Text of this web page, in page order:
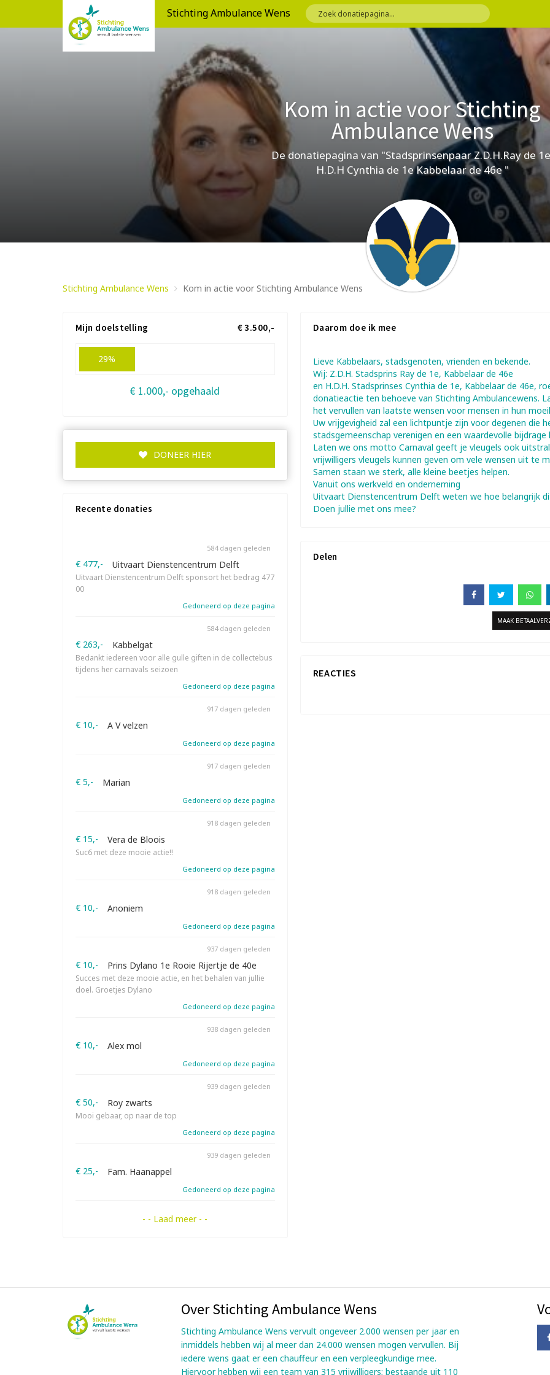
Stichting Ambulance Wens
Kom in actie voor Stichting
Ambulance Wens
De donatiepagina van "Stadsprinsenpaar Z.D.H.Ray de
H.D.H Cynthia de 1e Kabbelaar de 46e "
Stichting Ambulance Wens Kom in actie voor Stichting Ambulance Wens
Mijn doelstelling € 3.500,-
29%
€ 1.000,- opgehaald
DONEER HIER
Recente donaties
€ 477,- Uitvaart Dienstencentrum Delft
Uitvaart Dienstencentrum Delft sponsort het bedrag 477
00
584 dagen geleden
Gedoneerd op deze pagina
€ 263,- Kabbelgat
Bedankt iedereen voor alle gulle giften in de collectebus
tijdens her carnavals seizoen
584 dagen geleden
Gedoneerd op deze pagina
€ 10,- A V velzen
917 dagen geleden
Gedoneerd op deze pagina
€ 5,- Marian
917 dagen geleden
Gedoneerd op deze pagina
€ 15,- Vera de Bloois
Suc6 met deze mooie actie!!
918 dagen geleden
Gedoneerd op deze pagina
€ 10,- Anoniem
918 dagen geleden
Gedoneerd op deze pagina
€ 10,- Prins Dylano 1e Rooie Rijertje de 40e
Succes met deze mooie actie, en het behalen van jullie
doel. Groetjes Dylano
937 dagen geleden
Gedoneerd op deze pagina
€ 10,- Alex mol
938 dagen geleden
Gedoneerd op deze pagina
€ 50,- Roy zwarts
Mooi gebaar, op naar de top
939 dagen geleden
Gedoneerd op deze pagina
€ 25,- Fam. Haanappel
939 dagen geleden
Gedoneerd op deze pagina
- - Laad meer - -
Daarom doe ik mee
Lieve Kabbelaars, stadsgenoten, vrienden en bekende.
Wij: Z.D.H. Stadsprins Ray de 1e, Kabbelaar de 46e
en H.D.H. Stadsprinses Cynthia de 1e, Kabbelaar de 46e,
donatieactie ten behoeve van Stichting Ambulancewens.
het vervullen van laatste wensen voor mensen in hun
Uw vrijgevigheid zal een lichtpuntje zijn voor degenen die
stadsgemeenschap verenigen en een waardevolle
Laten we ons motto Carnaval geeft je vleugels ook
vrijwilligers vleugels kunnen geven om vele wensen uit te
Samen staan we sterk, alle kleine beetjes helpen.
Vanuit ons werkveld en onderneming
Uitvaart Dienstencentrum Delft weten we hoe belangrijk
Doen jullie met ons mee?
Delen
MAAK
REACTIES
Over Stichting Ambulance Wens
Stichting Ambulance Wens vervult ongeveer 2.000 wensen per jaar en
inmiddels hebben wij al meer dan 24.000 wensen mogen vervullen. Bij
iedere wens gaat er een chauffeur en een verpleegkundige mee.
Hiervoor hebben wij een team van 315 vrijwilligers; bestaande uit 110